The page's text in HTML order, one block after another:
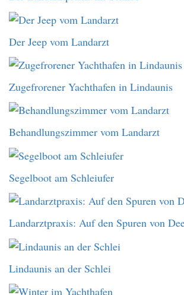
Der Jeep vom Landarzt
Zugefrorener Yachthafen in Lindaunis
Behandlungszimmer vom Landarzt
Segelboot am Schleiufer
Landarztpraxis: Auf den Spuren von
Lindaunis an der Schlei